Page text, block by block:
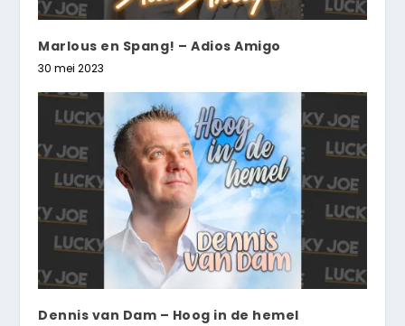
Marlous en Spang! – Adios Amigo
30 mei 2023
Dennis van Dam – Hoog in de hemel